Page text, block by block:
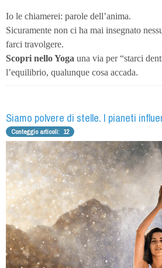
Io le chiamerei: parole dell’anima.
Sicuramente non ci ha mai insegnato
farci travolgere.
Scopri nello Yoga una via per “starci
l’equilibrio, qualunque cosa accada.
Siamo polvere di stelle. I pianeti
Conteggio articoli: 12